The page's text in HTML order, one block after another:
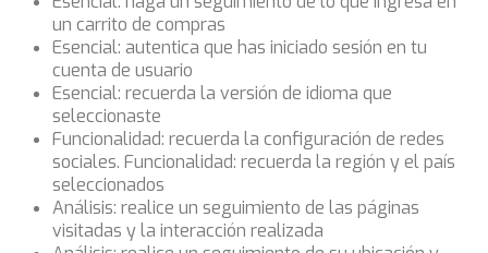
un carrito de compras
Esencial: autentica que has iniciado sesión en tu
cuenta de usuario
Esencial: recuerda la versión de idioma que
seleccionaste
Funcionalidad: recuerda la configuración de redes
sociales. Funcionalidad: recuerda la región y el país
seleccionados
Análisis: realice un seguimiento de las páginas
visitadas y la interacción realizada